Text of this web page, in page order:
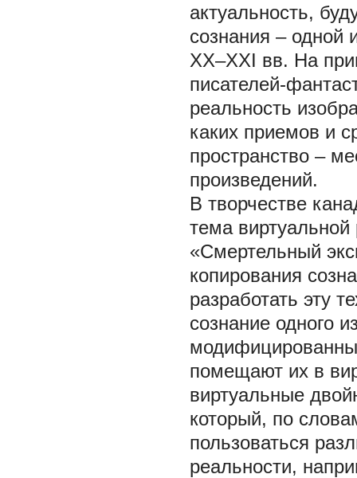
актуальность,
сознания – одной
XX–XXI вв. На
писателей-
реальность
каких приемов и
пространство –
произведений.
В творчестве
тема виртуальной
«Смертельный
копирования
разработать эту
сознание одного
помещают их в
виртуальные
который, по
пользоваться
реальности,